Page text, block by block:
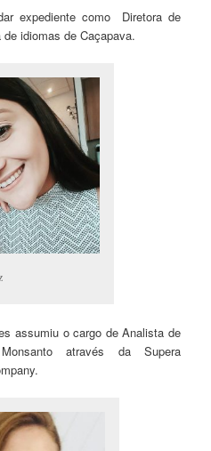
expediente como Diretora de
idiomas de Caçapava.
assumiu o cargo de Analista de
através da Supera